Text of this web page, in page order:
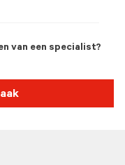
van een specialist?